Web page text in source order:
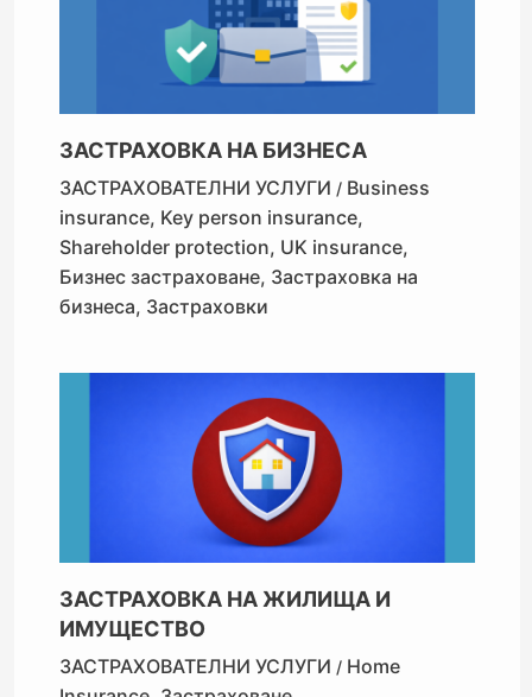
ЗАСТРАХОВКА НА БИЗНЕСА
ЗАСТРАХОВАТЕЛНИ УСЛУГИ / Business
insurance, Key person insurance,
Shareholder protection, UK insurance,
Бизнес застраховане, Застраховка на
бизнеса, Застраховки
ЗАСТРАХОВКА НА ЖИЛИЩА И
ИМУЩЕСТВО
ЗАСТРАХОВАТЕЛНИ УСЛУГИ / Home